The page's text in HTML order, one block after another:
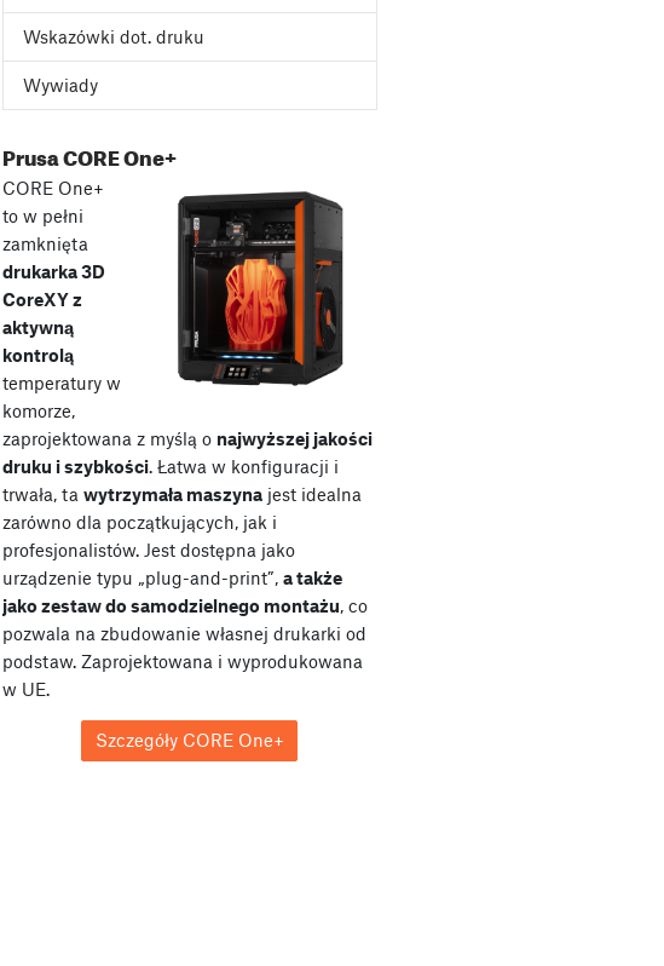
Wskazówki dot. druku
Wywiady
Prusa CORE One+
CORE One+
to w pełni
zamknięta
drukarka 3D
CoreXY z
aktywną
kontrolą
temperatury w
komorze,
zaprojektowana z myślą o najwyższej jakości
druku i szybkości. Łatwa w konfiguracji i
trwała, ta wytrzymała maszynajest idealna
zarówno dla początkujących, jak i
profesjonalistów. Jest dostępna jako
urządzenie typu „plug-and-print”, a także
jako zestaw do samodzielnego montażu, co
pozwala na zbudowanie własnej drukarki od
podstaw. Zaprojektowana i wyprodukowana
w UE.
Szczegóły CORE One+